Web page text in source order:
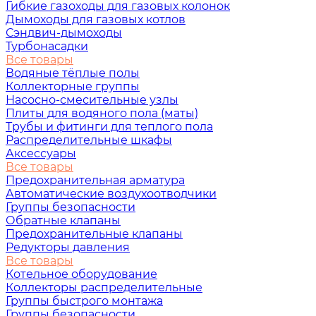
Гибкие газоходы для газовых колонок
Дымоходы для газовых котлов
Сэндвич-дымоходы
Турбонасадки
Все товары
Водяные тёплые полы
Коллекторные группы
Насосно-смесительные узлы
Плиты для водяного пола (маты)
Трубы и фитинги для теплого пола
Распределительные шкафы
Аксессуары
Все товары
Предохранительная арматура
Автоматические воздухоотводчики
Группы безопасности
Обратные клапаны
Предохранительные клапаны
Редукторы давления
Все товары
Котельное оборудование
Коллекторы распределительные
Группы быстрого монтажа